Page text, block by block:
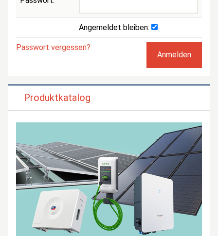
Angemeldet bleiben:
Passwort vergessen?
Produktkatalog